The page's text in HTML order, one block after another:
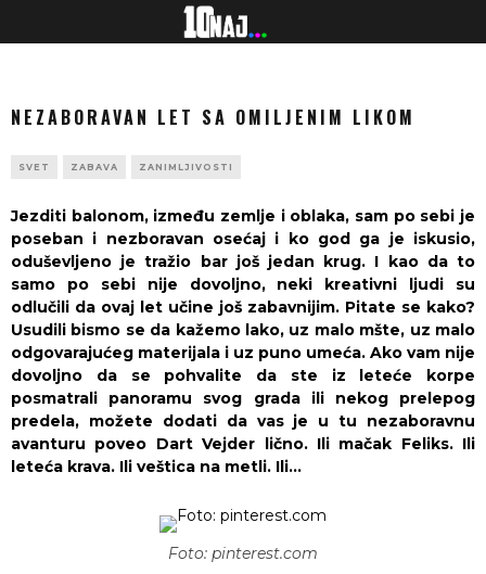
NEZABORAVAN LET SA OMILJENIM LIKOM
SVET ZABAVA ZANIMLJIVOSTI
Jezditi balonom, između zemlje i oblaka, sam po sebi je
poseban i nezboravan osećaj i ko god ga je iskusio,
oduševljeno je tražio bar još jedan krug. I kao da to
samo po sebi nije dovoljno, neki kreativni ljudi su
odlučili da ovaj let učine još zabavnijim. Pitate se kako?
Usudili bismo se da kažemo lako, uz malo mšte, uz malo
odgovarajućeg materijala i uz puno umeća. Ako vam nije
dovoljno da se pohvalite da ste iz leteće korpe
posmatrali panoramu svog grada ili nekog prelepog
predela, možete dodati da vas je u tu nezaboravnu
avanturu poveo Dart Vejder lično. Ili mačak Feliks. Ili
leteća krava. Ili veštica na metli. Ili…
Foto: pinterest.com